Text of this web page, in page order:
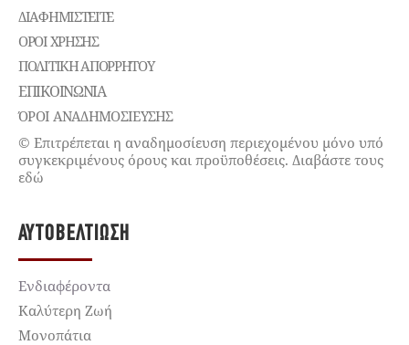
ΔΙΑΦΗΜΙΣΤΕΊΤΕ
ΌΡΟΙ ΧΡΉΣΗΣ
ΠΟΛΙΤΙΚΉ ΑΠΟΡΡΉΤΟΥ
ΕΠΙΚΟΙΝΩΝΊΑ
ΌΡΟΙ ΑΝΑΔΗΜΟΣΙΕΥΣΗΣ
© Επιτρέπεται η αναδημοσίευση περιεχομένου μόνο υπό
συγκεκριμένους όρους και προϋποθέσεις. Διαβάστε τους
εδώ
ΑΥΤΟΒΕΛΤΊΩΣΗ
Ενδιαφέροντα
Καλύτερη Ζωή
Μονοπάτια